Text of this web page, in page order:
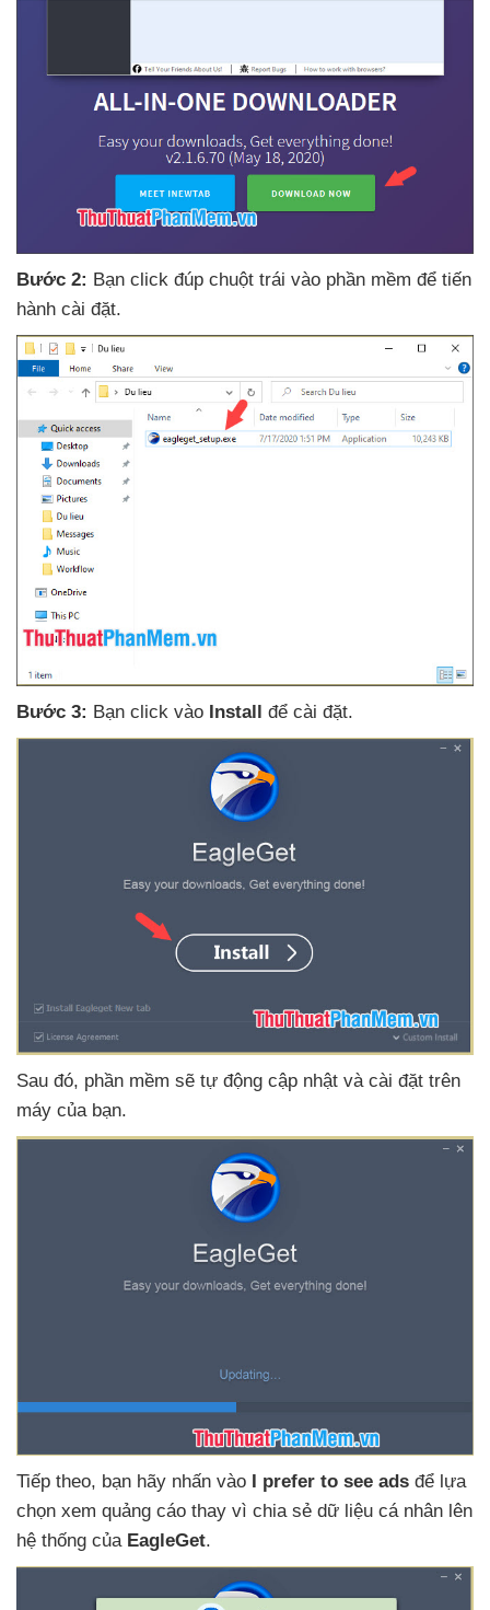
Bước 2: Bạn click đúp chuột trái vào phần mềm để tiến
hành cài đặt.
Bước 3: Bạn click vào Install để cài đặt.
Sau đó, phần mềm sẽ tự động cập nhật và cài đặt trên
máy của bạn.
Tiếp theo, bạn hãy nhấn vào I prefer to see ads để lựa
chọn xem quảng cáo thay vì chia sẻ dữ liệu cá nhân lên
hệ thống của EagleGet.